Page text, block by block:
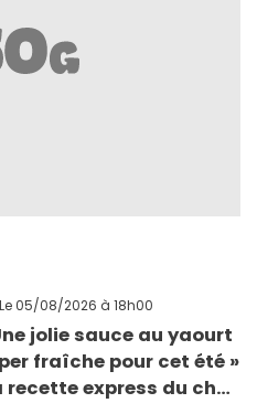
Le 05/08/2026 à 18h00
jolie sauce au yaourt
fraîche pour cet été »
recette express du chef